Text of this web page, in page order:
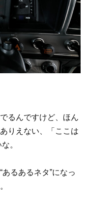
るんですけど、ほん
りえない、「ここは
。
るあるネタ”になっ